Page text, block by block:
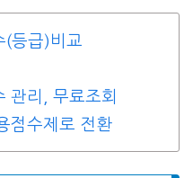
(등급)비교
관리, 무료조회
점수제로 전환